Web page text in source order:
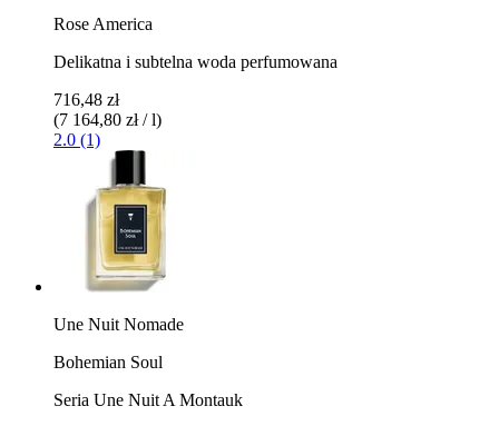
Rose America
Delikatna i subtelna woda perfumowana
716,48 zł
(7 164,80 zł / l)
2.0 (1)
Une Nuit Nomade
Bohemian Soul
Seria Une Nuit A Montauk